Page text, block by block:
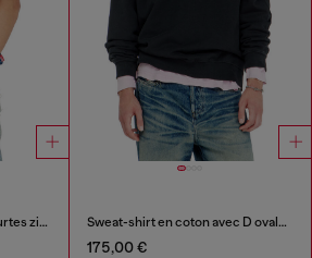
Sweat-shirt à manches courtes zippé en scuba léger Sweat-shirt en coton avec D ovale floqué
175,00 €